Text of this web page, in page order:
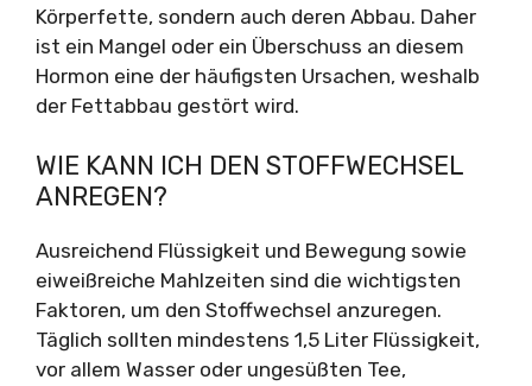
Körperfette, sondern auch deren Abbau. Daher
ist ein Mangel oder ein Überschuss an diesem
Hormon eine der häufigsten Ursachen, weshalb
der Fettabbau gestört wird.
WIE KANN ICH DEN STOFFWECHSEL
ANREGEN?
Ausreichend Flüssigkeit und Bewegung sowie
eiweißreiche Mahlzeiten sind die wichtigsten
Faktoren, um den Stoffwechsel anzuregen.
Täglich sollten mindestens 1,5 Liter Flüssigkeit,
vor allem Wasser oder ungesüßten Tee,